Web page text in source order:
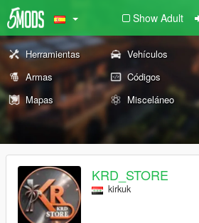
Show Adult
Herramientas Vehículos
Armas
Códigos
Mapas
Misceláneo
KRD_STORE
kirkuk